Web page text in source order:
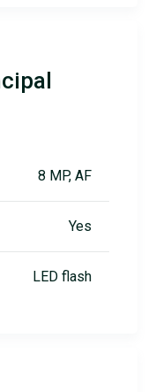
8 MP, AF
Yes
LED flash